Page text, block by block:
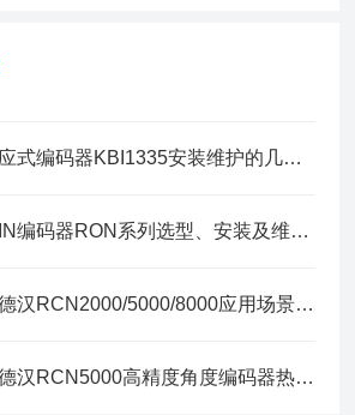
HEIDENHAIN感应式编码器KBI1335安装维护的几点建议
德国HEIDENHAIN编码器RON系列选型、安装及维护指南
HEIDENHAIN海德汉RCN2000/5000/8000应用场景与选型指南
HEIDENHAIN海德汉RCN5000高精度角度编码器热膨胀补偿方案全解